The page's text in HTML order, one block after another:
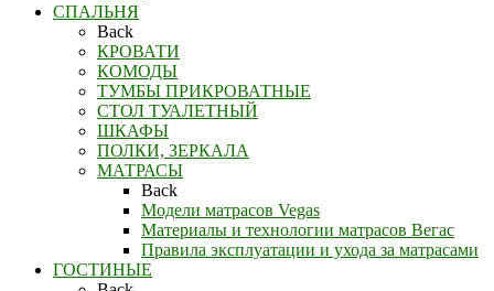
СПАЛЬНЯ
Back
КРОВАТИ
КОМОДЫ
ТУМБЫ ПРИКРОВАТНЫЕ
СТОЛ ТУАЛЕТНЫЙ
ШКАФЫ
ПОЛКИ, ЗЕРКАЛА
МАТРАСЫ
Back
Модели матрасов Vegas
Материалы и технологии матрасов Вегас
Правила эксплуатации и ухода за матрасами
ГОСТИНЫЕ